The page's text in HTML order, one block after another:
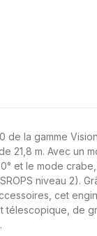
de la gamme
21,8 m. Avec un
et le mode
niveau 2).
cet
télescopique, de